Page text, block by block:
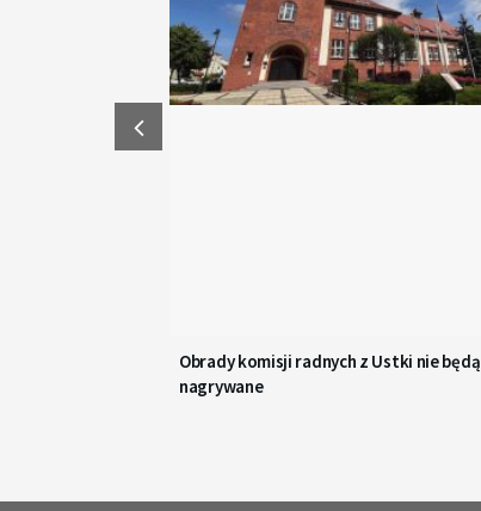
Obrady komisji radnych z Ustki nie będą
nagrywane